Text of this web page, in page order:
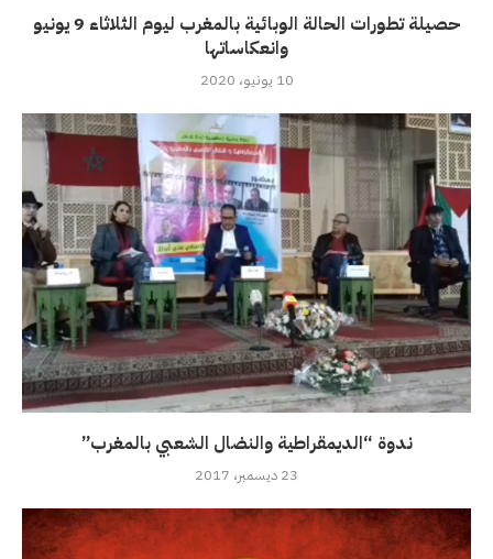
حصيلة تطورات الحالة الوبائية بالمغرب ليوم الثلاثاء 9 يونيو
وانعكاساتها
10 يونيو، 2020
ندوة “الديمقراطية والنضال الشعبي بالمغرب”
23 ديسمبر، 2017